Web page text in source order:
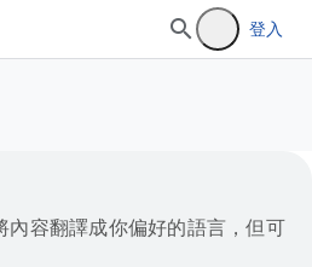
登入
容翻譯成你偏好的語言，但可